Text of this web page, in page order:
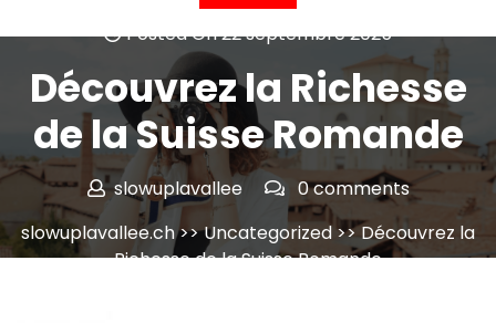
Posted On 22 septembre 2025
Découvrez la Richesse
de la Suisse Romande
slowuplavallee
0 comments
slowuplavallee.ch>>Uncategorized>> Découvrez la
Richesse de la Suisse Romande